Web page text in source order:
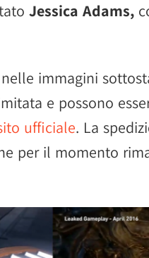
Jessica Adams,
immagini
e possono
ufficiale. La
per il momento